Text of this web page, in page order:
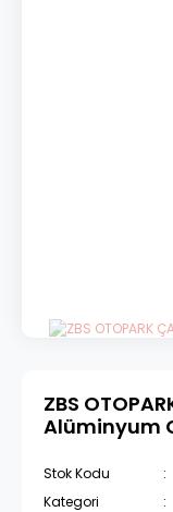
ZBS
Alüminyum
Stok Kodu
Kategori